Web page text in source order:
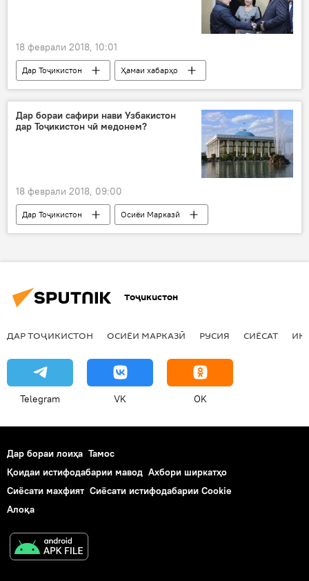
18 феврали 2018, 10:01
Дар Тоҷикистон
Ҳамаи хабарҳо
Амният ва мудофиа
баррасӣ
муҳокима
Дар бораи сафири нави Узбакистон
дар Тоҷикистон чӣ медонем?
18 феврали 2018, 09:00
Дар Тоҷикистон
Осиёи Марказӣ
Сиёсат
Ҳамаи хабарҳо
Ӯзбекистон
Тоҷикистон
ДАР ТОҶИКИСТОН ОСИЁИ МАРКАЗӢ РУСИЯ СИЁСАТ
Telegram VK OK
Дар бораи лоиҳа Тамос
Қоидаи истифодабарии мавод Ахбори ширкатҳо
Сиёсати махфият Сиёсати истифодабарии Cookie
Алоқа